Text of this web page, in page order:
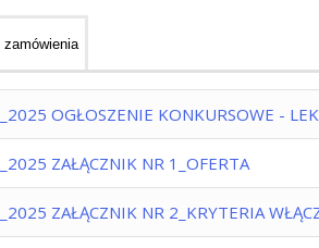
zamówienia
OGŁOSZENIE KONKURSOWE -
ZAŁĄCZNIK NR 1_OFERTA
ZAŁĄCZNIK NR 2_KRYTERIA